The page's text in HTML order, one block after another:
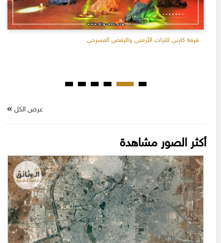
فرقة كارني للتراث الأرمني والرقص المسرحي
عرض الكل
أكثر الصور مشاهدة